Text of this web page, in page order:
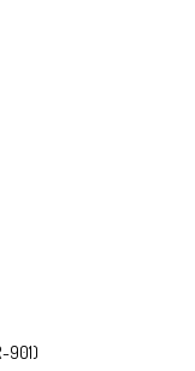
901)